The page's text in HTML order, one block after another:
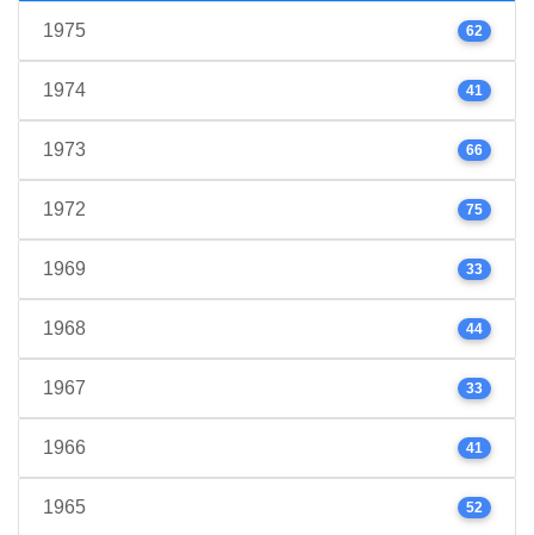
1975 62
1974 41
1973 66
1972 75
1969 33
1968 44
1967 33
1966 41
1965 52